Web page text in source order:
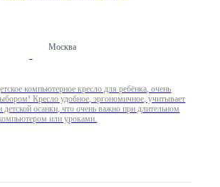
Москва
компьютерное кресло для ребёнка, очень
Кресло удобное, эргономичное, учитывает
детской осанки, что очень важно при длительном
или уроками.